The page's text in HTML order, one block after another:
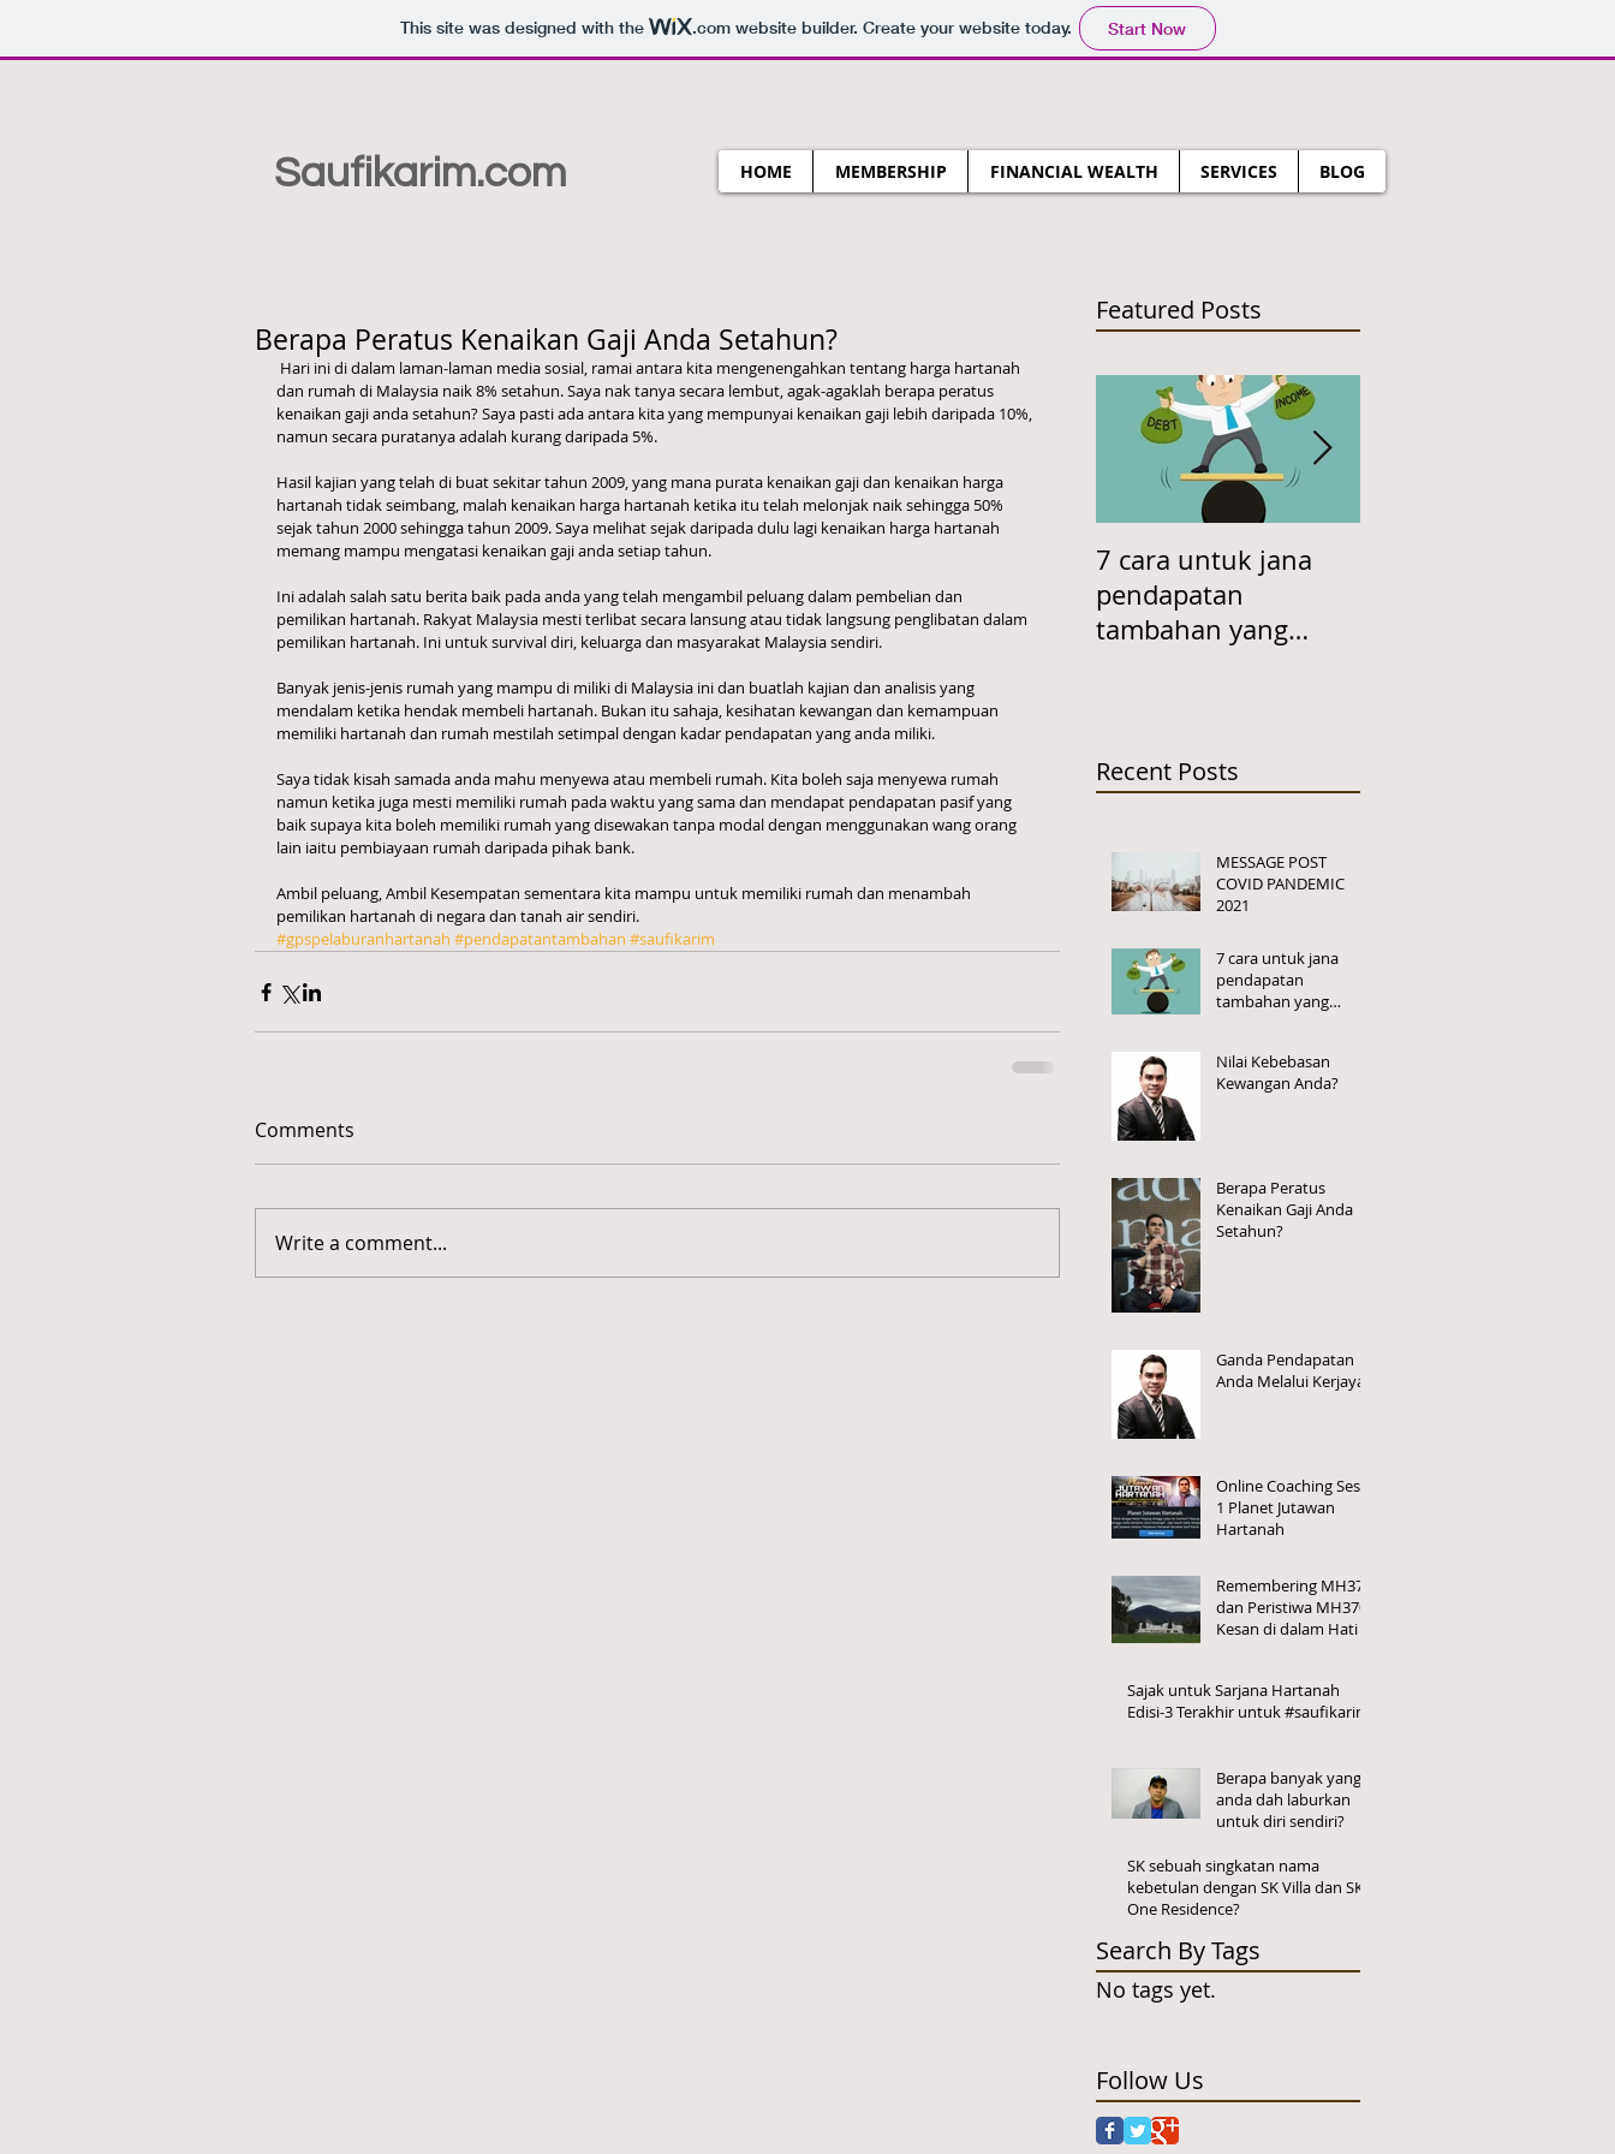
This site was designed with the .comwebsite builder. Create your website today. Start Now
Saufikarim.com HOME MEMBERSHIP FINANCIAL WEALTH SERVICES BLOG
Berapa Peratus Kenaikan Gaji Anda Setahun?
dan rumah di Malaysia naik 8% setahun. Saya nak tanya secara lembut, agak-agaklah berapa peratus
kenaikan gaji anda setahun? Saya pasti ada antara kita yang mempunyai kenaikan gaji lebih daripada 10%,
namun secara puratanya adalah kurang daripada 5%.
Hasil kajian yang telah di buat sekitar tahun 2009, yang mana purata kenaikan gaji dan kenaikan harga
hartanah tidak seimbang, malah kenaikan harga hartanah ketika itu telah melonjak naik sehingga 50%
sejak tahun 2000 sehingga tahun 2009. Saya melihat sejak daripada dulu lagi kenaikan harga hartanah
memang mampu mengatasi kenaikan gaji anda setiap tahun.
Ini adalah salah satu berita baik pada anda yang telah mengambil peluang dalam pembelian dan
pemilikan hartanah. Rakyat Malaysia mesti terlibat secara lansung atau tidak langsung penglibatan dalam
pemilikan hartanah. Ini untuk survival diri, keluarga dan masyarakat Malaysia sendiri.
Banyak jenis-jenis rumah yang mampu di miliki di Malaysia ini dan buatlah kajian dan analisis yang
mendalam ketika hendak membeli hartanah. Bukan itu sahaja, kesihatan kewangan dan kemampuan
memiliki hartanah dan rumah mestilah setimpal dengan kadar pendapatan yang anda miliki.
Saya tidak kisah samada anda mahu menyewa atau membeli rumah. Kita boleh saja menyewa rumah
namun ketika juga mesti memiliki rumah pada waktu yang sama dan mendapat pendapatan pasif yang
baik supaya kita boleh memiliki rumah yang disewakan tanpa modal dengan menggunakan wang orang
lain iaitu pembiayaan rumah daripada pihak bank.
Ambil peluang, Ambil Kesempatan sementara kita mampu untuk memiliki rumah dan menambah
pemilikan hartanah di negara dan tanah air sendiri.
#gpspelaburanhartanah #pendapatantambahan #saufikarim
Comments
Write a comment...
Featured Posts
7 cara untuk jana
pendapatan
tambahan yang
Recent Posts
MESSAGE POST
COVID PANDEMIC
2021
7 cara untuk jana
pendapatan
tambahan yang
Nilai Kebebasan
Kewangan Anda?
Berapa Peratus
Kenaikan Gaji Anda
Setahun?
Ganda Pendapatan
Anda Melalui Kerjaya
Online Coaching Sesi
1 Planet Jutawan
Hartanah
Remembering MH370
dan Peristiwa MH370
Kesan di dalam Hati
Sajak untuk Sarjana Hartanah
Edisi-3 Terakhir untuk #saufikarim
Berapa banyak yang
anda dah laburkan
untuk diri sendiri?
SK sebuah singkatan nama
kebetulan dengan SK Villa dan SK
One Residence?
Search By Tags
No tags yet.
Follow Us